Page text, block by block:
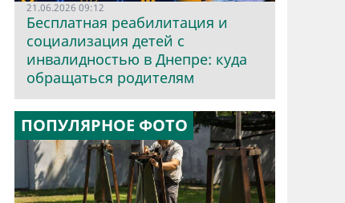
21.06.2026 09:12
Бесплатная реабилитация и
социализация детей с
инвалидностью в Днепре: куда
обращаться родителям
ПОПУЛЯРНОЕ ФОТО